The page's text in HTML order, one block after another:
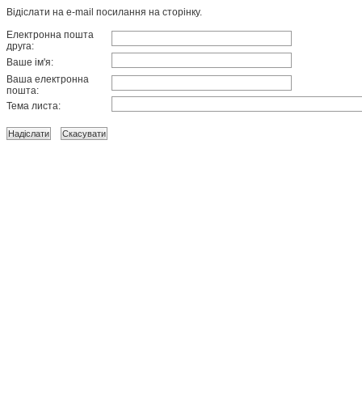
Відіслати на e-mail посилання на сторінку.
Електронна пошта
друга:
Ваше ім'я:
Ваша електронна
пошта:
Тема листа: